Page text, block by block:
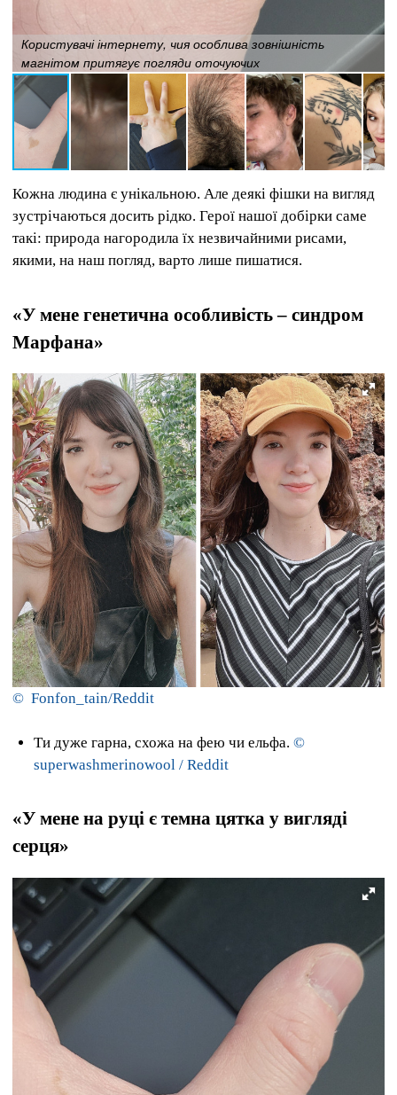
Користувачі інтернету, чия особлива зовнішність
магнітом притягує погляди оточуючих
Кожна людина є унікальною. Але деякі фішки на вигляд
зустрічаються досить рідко. Герої нашої добірки саме
такі: природа нагородила їх незвичайними рисами,
якими, на наш погляд, варто лише пишатися.
«У мене генетична особливість – синдром
Марфана»
© Fonfon_tain/Reddit
Ти дуже гарна, схожа на фею чи ельфа. ©
superwashmerinowool / Reddit
«У мене на руці є темна цятка у вигляді
серця»